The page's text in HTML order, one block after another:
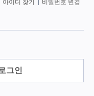
아이디 찾기 비밀번호 변경
그인